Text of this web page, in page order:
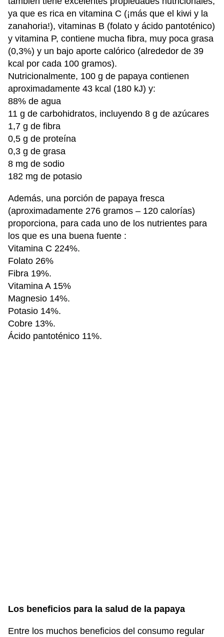
ya que es rica en vitamina C (¡más que el kiwi y la
zanahoria!), vitaminas B (folato y ácido pantoténico)
y vitamina P, contiene mucha fibra, muy poca grasa
(0,3%) y un bajo aporte calórico (alrededor de 39
kcal por cada 100 gramos).
Nutricionalmente, 100 g de papaya contienen
aproximadamente 43 kcal (180 kJ) y:
88% de agua
11 g de carbohidratos, incluyendo 8 g de azúcares
1,7 g de fibra
0,5 g de proteína
0,3 g de grasa
8 mg de sodio
182 mg de potasio
Además, una porción de papaya fresca
(aproximadamente 276 gramos – 120 calorías)
proporciona, para cada uno de los nutrientes para
los que es una buena fuente :
Vitamina C 224%.
Folato 26%
Fibra 19%.
Vitamina A 15%
Magnesio 14%.
Potasio 14%.
Cobre 13%.
Ácido pantoténico 11%.
Los beneficios para la salud de la papaya
Entre los muchos beneficios del consumo regular